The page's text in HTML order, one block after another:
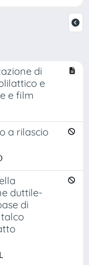
di
e
e film
a rilascio
duttile-
di